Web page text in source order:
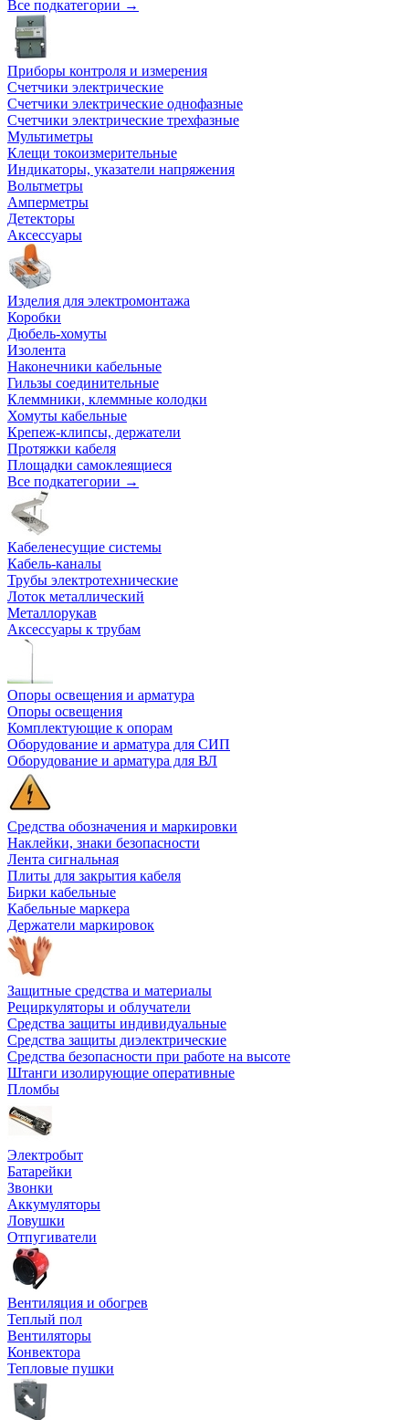
Все подкатегории →
Приборы контроля и измерения
Счетчики электрические
Счетчики электрические однофазные
Счетчики электрические трехфазные
Мультиметры
Клещи токоизмерительные
Индикаторы, указатели напряжения
Вольтметры
Амперметры
Детекторы
Аксессуары
Изделия для электромонтажа
Коробки
Дюбель-хомуты
Изолента
Наконечники кабельные
Гильзы соединительные
Клеммники, клеммные колодки
Хомуты кабельные
Крепеж-клипсы, держатели
Протяжки кабеля
Площадки самоклеящиеся
Все подкатегории →
Кабеленесущие системы
Кабель-каналы
Трубы электротехнические
Лоток металлический
Металлорукав
Аксессуары к трубам
Опоры освещения и арматура
Опоры освещения
Комплектующие к опорам
Оборудование и арматура для СИП
Оборудование и арматура для ВЛ
Средства обозначения и маркировки
Наклейки, знаки безопасности
Лента сигнальная
Плиты для закрытия кабеля
Бирки кабельные
Кабельные маркера
Держатели маркировок
Защитные средства и материалы
Рециркуляторы и облучатели
Средства защиты индивидуальные
Средства защиты диэлектрические
Средства безопасности при работе на высоте
Штанги изолирующие оперативные
Пломбы
Электробыт
Батарейки
Звонки
Аккумуляторы
Ловушки
Отпугиватели
Вентиляция и обогрев
Теплый пол
Вентиляторы
Конвектора
Тепловые пушки